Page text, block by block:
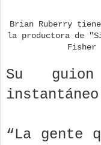
Brian Ruberry
la productora de
Fisher
Su
“La gente